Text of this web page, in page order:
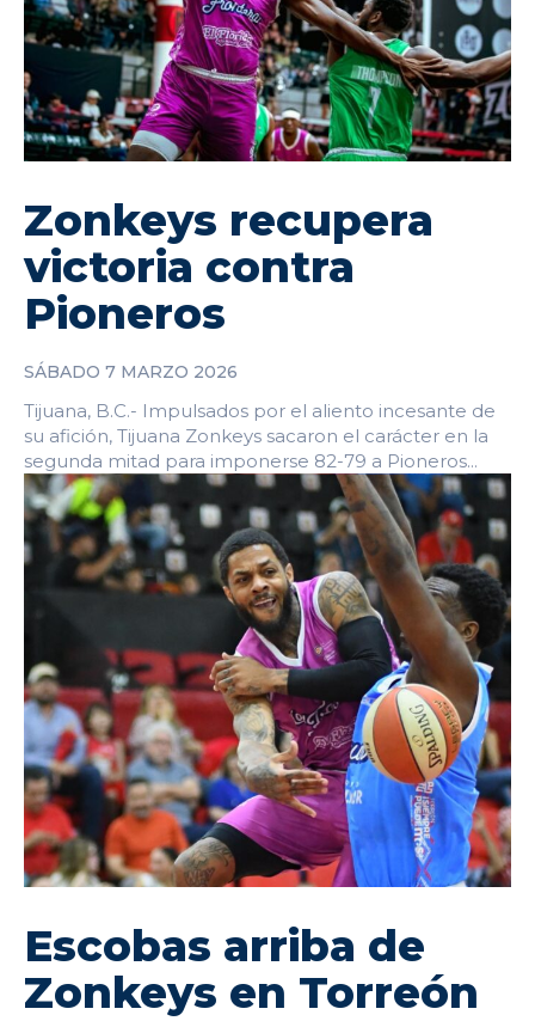
Zonkeys recupera
victoria contra
Pioneros
SÁBADO 7 MARZO 2026
Tijuana, B.C.- Impulsados por el aliento incesante de
su afición, Tijuana Zonkeys sacaron el carácter en la
segunda mitad para imponerse 82-79 a Pioneros...
Escobas arriba de
Zonkeys en Torreón